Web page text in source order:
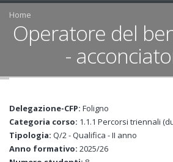
Home
Operatore del
-
Delegazione-CFP: Foligno
Categoria corso: 1.1.1 Percorsi triennali
Tipologia: Q/2 - Qualifica - II anno
Anno formativo: 2025/26